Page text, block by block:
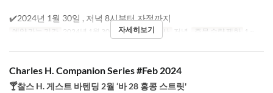
✔️2024년 1월 30일 , 저녁 8시부터 자정까지
예약 가능 기간 2024년 1월 30일 요일 화 식사 저녁 주문 수량 제한 1 ~
자세히보기
Charles H. Companion Series #Feb 2024
🍸찰스 H. 게스트 바텐딩 2월 ‘바 28 홍콩 스트릿'